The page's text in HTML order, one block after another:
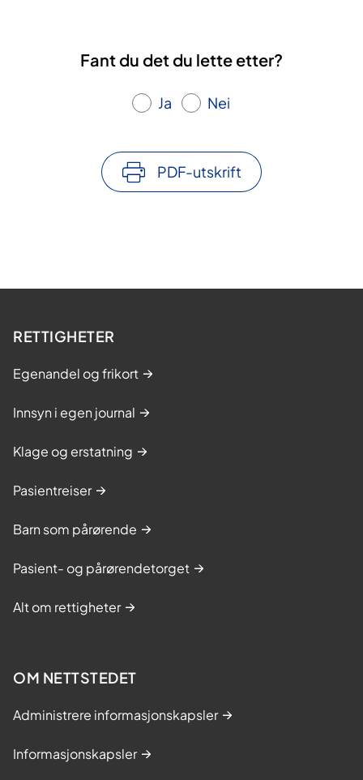
Fant du det du lette etter?
Ja Nei
PDF-utskrift
RETTIGHETER
Egenandel og frikort
Innsyn i egen journal
Klage og erstatning
Pasientreiser
Barn som pårørende
Pasient- og pårørendetorget
Alt om rettigheter
OM NETTSTEDET
Administrere informasjonskapsler
Informasjonskapsler